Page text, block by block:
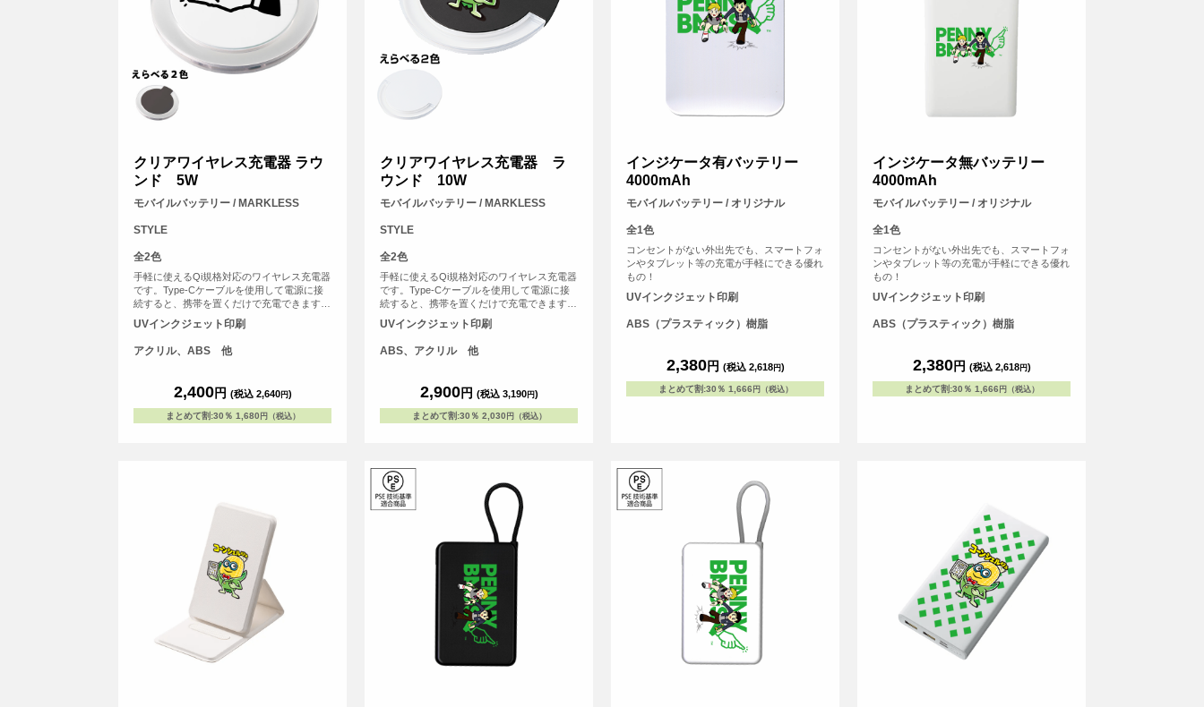
クリアワイヤレス充電器 ラウ
ンド 5W
モバイルバッテリー / MARKLESS
STYLE
全2色
手軽に使えるQi規格対応のワイヤレス充電器
です。Type-Cケーブルを使用して電源に接
続すると、携帯を置くだけで充電できます。
充電中には青いライトが輝き、外側のアクリ
ル素材が光を効果的に反射。PC環境を美し
UVインクジェット印刷
アクリル、ABS 他
2,400円 (税込 2,640円)
まとめて割:30％ 1,680 円（税込）
クリアワイヤレス充電器 ラ
ウンド 10W
モバイルバッテリー / MARKLESS
STYLE
全2色
手軽に使えるQi規格対応のワイヤレス充電器
です。Type-Cケーブルを使用して電源に接
続すると、携帯を置くだけで充電できます。
一部外側にアクリルを使用したことで、光が
反射しやすく充電中には青いランプがきれい
に点灯するため、置いているだけで存在感が
あります。カラーはベーシックでお使いいた
気軽に楽しむことができるためイベントの記
念品やお店のオリジナルノベルティとしても
喜ばれるアイテムです。
UVインクジェット印刷
ABS、アクリル 他
2,900円 (税込 3,190円)
まとめて割:30％ 2,030 円（税込）
インジケータ有バッテリー
4000mAh
モバイルバッテリー / オリジナル
全1色
コンセントがない外出先でも、スマートフォ
ンやタブレット等の充電が手軽にできる優れ
もの！
UVインクジェット印刷
ABS（プラスティック）樹脂
2,380円 (税込 2,618円)
まとめて割:30％ 1,666 円（税込）
インジケータ無バッテリー
4000mAh
モバイルバッテリー / オリジナル
全1色
コンセントがない外出先でも、スマートフォ
ンやタブレット等の充電が手軽にできる優れ
もの！
UVインクジェット印刷
ABS（プラスティック）樹脂
2,380円 (税込 2,618円)
まとめて割:30％ 1,666 円（税込）